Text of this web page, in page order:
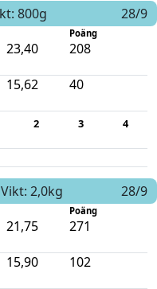
800g 28/9
Poäng
23,40 208
15,62 40
2 3 4
Vikt: 2,0kg 28/9
Poäng
21,75 271
15,90 102